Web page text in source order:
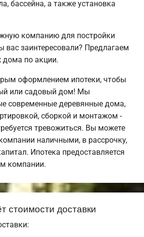
бассейна, а также установка
компанию для постройки
заинтересовали? Предлагаем
дома по акции.
оформлением ипотеки, чтобы
или садовый дом! Мы
современные деревянные дома,
сборкой и монтажом -
тревожиться. Вы можете
наличными, в рассрочку,
Ипотека предоставляется
компании.
стоимости доставки